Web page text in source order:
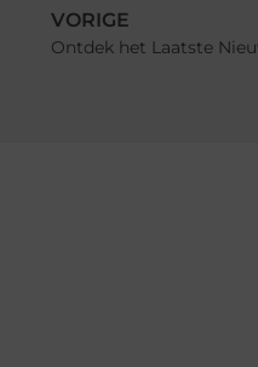
VORIGE
Ontdek het Laatste